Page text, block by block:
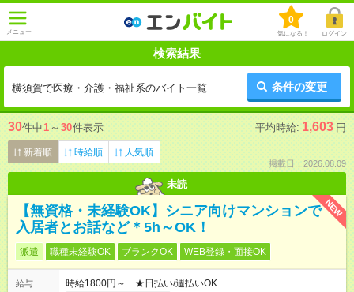
メニュー
0
気になる！ ログイン
検索結果
横須賀で医療・介護・福祉系のバイト一覧 条件の変更
30件中1 ～ 30件表示 平均時給: 1,603 円
新着順 時給順 人気順
掲載日：2026.08.09
未読
NEW
【無資格・未経験OK】シニア向けマンションで
入居者とお話など＊5h～OK！
派遣 職種未経験OK ブランクOK WEB登録・面接OK
給与
時給1800円～ ★日払い/週払いOK